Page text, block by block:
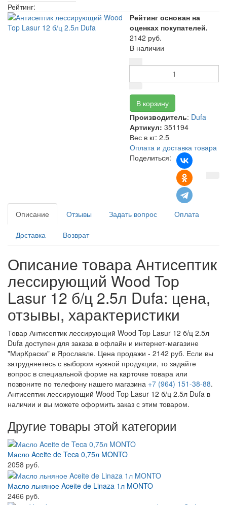
Рейтинг:
Рейтинг основан на
оценках покупателей.
2142 руб.
В наличии
Производитель: Dufa
Артикул: 351194
Вес в кг: 2.5
Оплата и доставка товара
Поделиться:
Описание Отзывы Задать вопрос Оплата
Доставка Возврат
Описание товара Антисептик
лессирующий Wood Top
Lasur 12 б/ц 2.5л Dufa: цена,
отзывы, характеристики
Товар Антисептик лессирующий Wood Top Lasur 12 б/ц 2.5л
Dufa доступен для заказа в офлайн и интернет-магазине
"МирКраски" в Ярославле. Цена продажи - 2142 руб. Если вы
затрудняетесь с выбором нужной продукции, то задайте
вопрос в специальной форме на карточке товара или
позвоните по телефону нашего магазина +7 (964) 151-38-88.
Антисептик лессирующий Wood Top Lasur 12 б/ц 2.5л Dufa в
наличии и вы можете оформить заказ с этим товаром.
Другие товары этой категории
Масло Aceite de Teca 0,75л MONTO
2058 руб.
Масло льняное Aceite de Linaza 1л MONTO
2466 руб.